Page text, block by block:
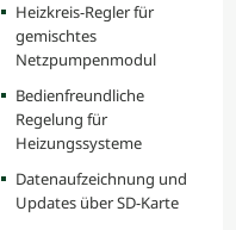
Heizkreis-Regler für
gemischtes
Netzpumpenmodul
Bedienfreundliche
Regelung für
Heizungssysteme
Datenaufzeichnung und
Updates über SD-Karte